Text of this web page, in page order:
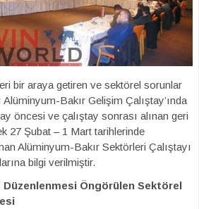
bir araya getiren ve sektörel sorunlar
Alüminyum-Bakır Gelişim Çalıştay’ında
öncesi ve çalıştay sonrası alınan geri
27 Şubat – 1 Mart tarihlerinde
Alüminyum-Bakır Sektörleri Çalıştayı
bilgi verilmiştir.
Öngörülen Sektörel